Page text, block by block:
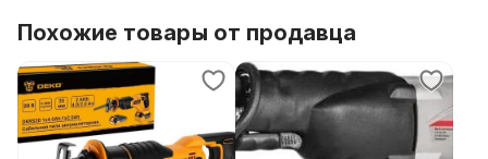
Похожие товары от продавца